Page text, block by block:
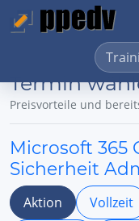
Termin
Preisvorteile und
Microsoft 365
Sicherheit
Aktion Vollzeit